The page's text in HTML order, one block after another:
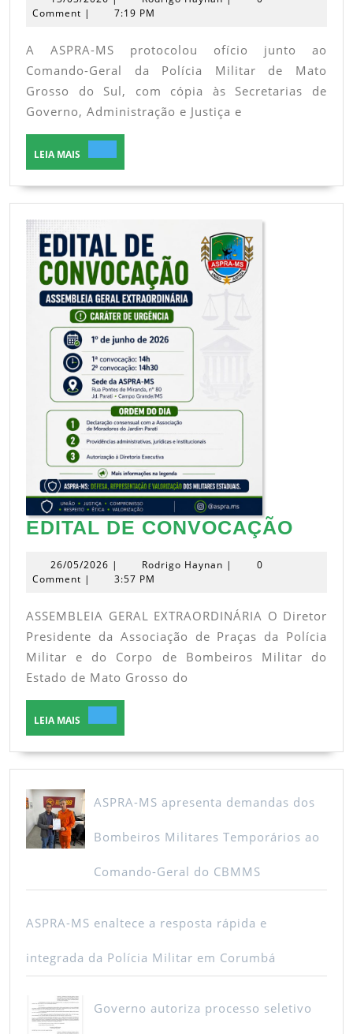
protocola
solicitando
ampliação
de
de
Sargentos
Comment | 7:19 PM
A ASPRA-MS protocolou ofício junto ao
Comando-Geral da Polícia Militar de Mato
Grosso do Sul, com cópia às Secretarias de
Governo, Administração e Justiça e
LEIA MAIS MAIS
EDITAL DE CONVOCAÇÃO
26/05/2026 26/05/2026
| Rodrigo Haynan Rodrigo
|
0
Comment | 3:57 PM
ASSEMBLEIA GERAL EXTRAORDINÁRIA O Diretor
Presidente da Associação de Praças da Polícia
Militar e do Corpo de Bombeiros Militar do
Estado de Mato Grosso do
LEIA MAIS MAIS
ASPRA-MS apresenta demandas dos
Bombeiros Militares Temporários ao
Comando-Geral do CBMMS
ASPRA-MS enaltece a resposta rápida e
integrada da Polícia Militar em Corumbá
Governo autoriza processo seletivo